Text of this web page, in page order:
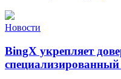
Новости
BingX укрепляет